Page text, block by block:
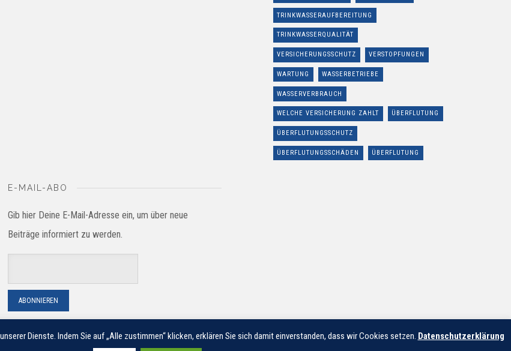
TRINKWASSERAUFBEREITUNG
TRINKWASSERQUALITÄT
VERSICHERUNGSSCHUTZ VERSTOPFUNGEN
WARTUNG WASSERBETRIEBE
WASSERVERBRAUCH
WELCHE VERSICHERUNG ZAHLT ÜBERFLUTUNG
ÜBERFLUTUNGSSCHUTZ
ÜBERFLUTUNGSSCHÄDEN ÜBERFLUTUNG
E-MAIL-ABO
Gib hier Deine E-Mail-Adresse ein, um über neue
Beiträge informiert zu werden.
Dienste. Indem Sie auf „Alle zustimmen“ klicken, erklären Sie sich damit einverstanden, dass wir Cookies setzen. Datenschutzerklärung